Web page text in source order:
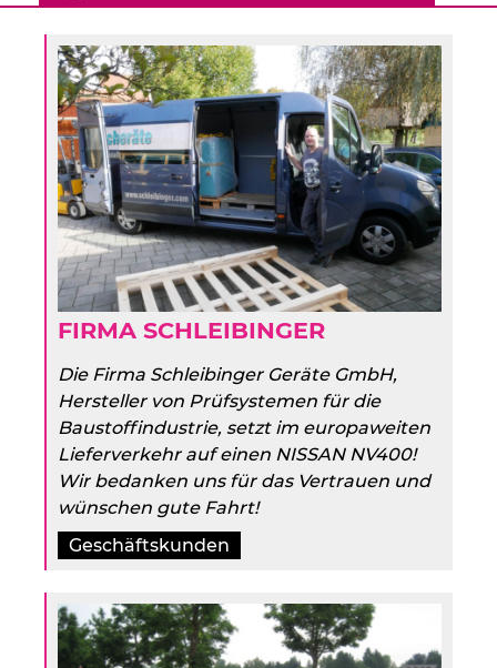
FIRMA SCHLEIBINGER
Die Firma Schleibinger Geräte GmbH,
Hersteller von Prüfsystemen für die
Baustoffindustrie, setzt im europaweiten
Lieferverkehr auf einen NISSAN NV400!
Wir bedanken uns für das Vertrauen und
wünschen gute Fahrt!
Geschäftskunden